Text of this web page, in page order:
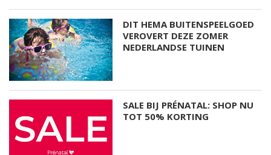
DIT HEMA BUITENSPEELGOED
VEROVERT DEZE ZOMER
NEDERLANDSE TUINEN
SALE BIJ PRÉNATAL: SHOP NU
TOT 50% KORTING